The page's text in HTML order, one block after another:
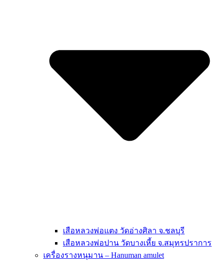
เสือหลวงพ่อแตง วัดอ่างศิลา จ.ชลบุรี
เสือหลวงพ่อปาน วัดบางเหี้ย จ.สมุทรปราการ
เครื่องรางหนุมาน – Hanuman amulet